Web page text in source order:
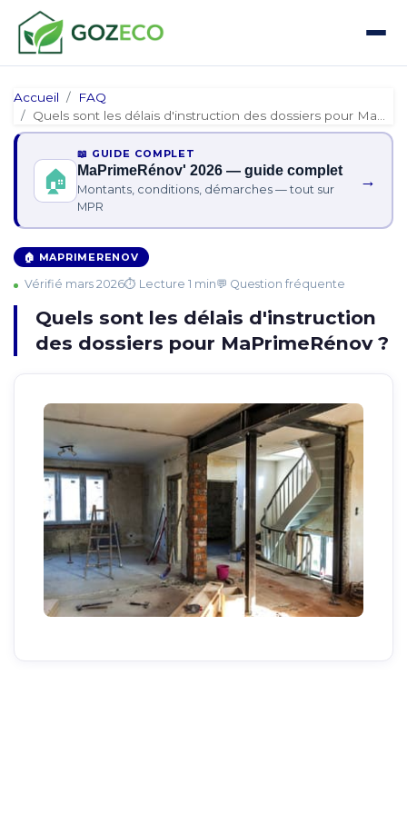
Accueil
FAQ
Quels sont les délais d'instruction des dossiers pour MaPrim…
🏠
📖 GUIDE COMPLET
MaPrimeRénov' 2026 — guide complet
Montants, conditions, démarches — tout sur
MPR
→
🏠 MAPRIMERENOV
Vérifié mars 2026⏱ Lecture 1 min💬 Question fréquente
Quels sont les délais d'instruction
des dossiers pour MaPrimeRénov ?